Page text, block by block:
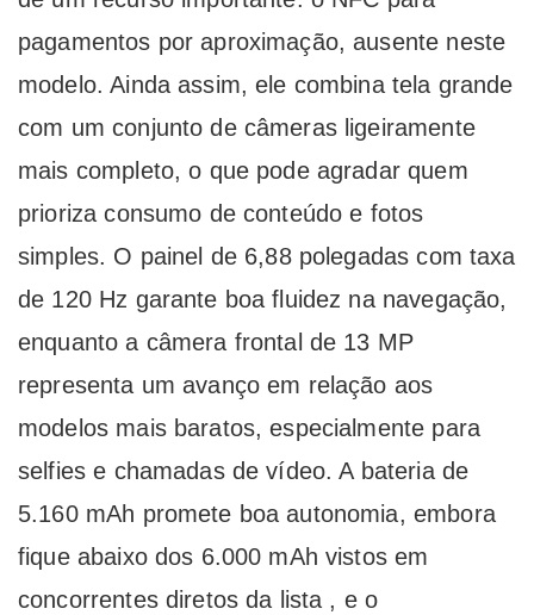
pagamentos por aproximação, ausente neste
modelo. Ainda assim, ele combina tela grande
com um conjunto de câmeras ligeiramente
mais completo, o que pode agradar quem
prioriza consumo de conteúdo e fotos
simples. O painel de 6,88 polegadas com taxa
de 120 Hz garante boa fluidez na navegação,
enquanto a câmera frontal de 13 MP
representa um avanço em relação aos
modelos mais baratos, especialmente para
selfies e chamadas de vídeo. A bateria de
5.160 mAh promete boa autonomia, embora
fique abaixo dos 6.000 mAh vistos em
concorrentes diretos da lista , e o